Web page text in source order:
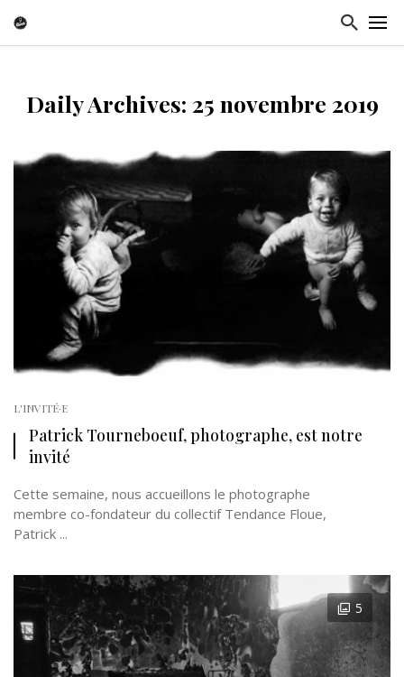
Daily Archives: 25 novembre 2019
L'INVITÉ·E
Patrick Tourneboeuf, photographe, est notre
invité
Cette semaine, nous accueillons le photographe
membre co-fondateur du collectif Tendance Floue,
Patrick ...
5